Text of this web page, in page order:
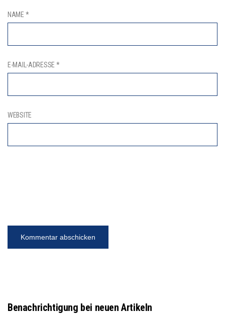
NAME *
E-MAIL-ADRESSE *
WEBSITE
Benachrichtigung bei neuen Artikeln